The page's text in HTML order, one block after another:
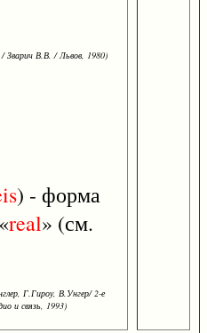
/ Зварич В.В. / Львов, 1980)
) - форма
real» (см.
Г.Гироу, В.Унгер/ 2-е
и связь, 1993)